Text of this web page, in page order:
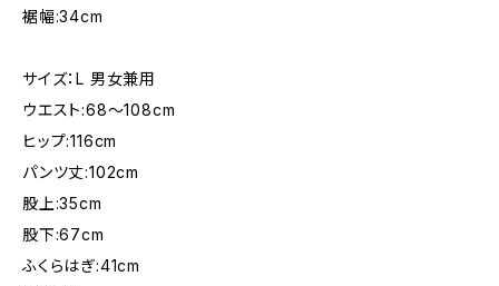
裾幅:34cm
サイズ：L 男女兼用
ウエスト:68〜108cm
ヒップ:116cm
パンツ丈:102cm
股上:35cm
股下:67cm
ふくらはぎ:41cm